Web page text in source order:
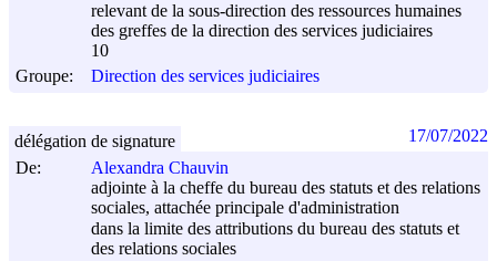
relevant de la sous-direction des ressources humaines
des greffes de la direction des services judiciaires
10
Groupe:
Direction des services judiciaires
De:
Alexandra Chauvin
adjointe à la cheffe du bureau des statuts et des relations
sociales, attachée principale d'administration
dans la limite des attributions du bureau des statuts et
des relations sociales
délégation de signature 17/07/2022